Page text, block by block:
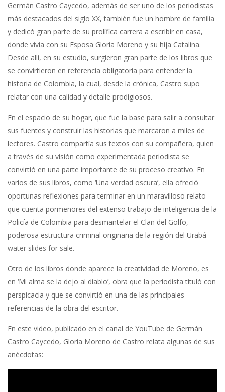
Germán Castro Caycedo, además de ser uno de los periodistas
más destacados del siglo XX, también fue un hombre de familia
y dedicó gran parte de su prolífica carrera a escribir en casa,
donde vivía con su Esposa Gloria Moreno y su hija Catalina.
Desde allí, en su estudio, surgieron gran parte de los libros que
se convirtieron en referencia obligatoria para entender la
historia de Colombia, la cual, desde la crónica, Castro supo
relatar con una calidad y detalle prodigiosos.
En el espacio de su hogar, que fue la base para salir a consultar
sus fuentes y construir las historias que marcaron a miles de
lectores. Castro compartía sus textos con su compañera, quien
a través de su visión como experimentada periodista se
convirtió en una parte importante de su proceso creativo. En
varios de sus libros, como ‘Una verdad oscura’, ella ofreció
oportunas reflexiones para terminar en un maravilloso relato
que cuenta pormenores del extenso trabajo de inteligencia de la
Policía de Colombia para desmantelar el Clan del Golfo,
poderosa estructura criminal originaria de la región del Urabá
water slides for sale.
Otro de los libros donde aparece la creatividad de Moreno, es
en ‘Mi alma se la dejo al diablo’, obra que la periodista tituló con
perspicacia y que se convirtió en una de las principales
referencias de la obra del escritor.
En este video, publicado en el canal de YouTube de Germán
Castro Caycedo, Gloria Moreno de Castro relata algunas de sus
anécdotas: